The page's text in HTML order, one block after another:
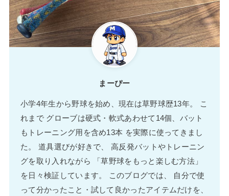
まーぴー
小学4年生から野球を始め、現在は草野球歴13年。 こ
れまで グローブは硬式・軟式あわせて14個、バット
もトレーニング用を含め13本 を実際に使ってきまし
た。 道具選びが好きで、 高反発バットやトレーニン
グを取り入れながら 「草野球をもっと楽しむ方法」
を日々検証しています。 このブログでは、 自分で使
って分かったこと・試して良かったアイテムだけを、